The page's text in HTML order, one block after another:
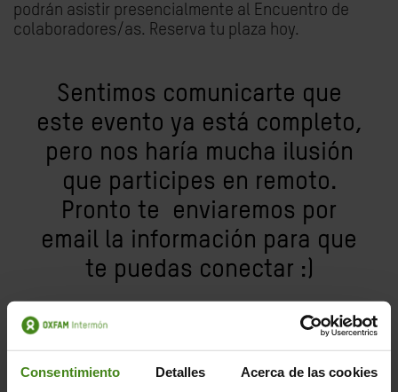
Consentimiento Detalles Acerca de las cookies
podrán asistir presencialmente al Encuentro de
colaboradores/as. Reserva tu plaza hoy.
Sentimos comunicarte que
este evento ya está completo,
pero nos haría mucha ilusión
que participes en remoto.
Pronto te enviaremos por
email la información para que
te puedas conectar :)